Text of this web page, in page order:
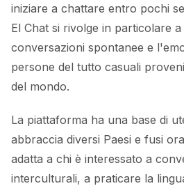
iniziare a chattare entro pochi
El Chat si rivolge in particolare
conversazioni spontanee e
persone del tutto casuali
del mondo.
La piattaforma ha una base di
abbraccia diversi Paesi e fusi
adatta a chi è interessato a
interculturali, a praticare la